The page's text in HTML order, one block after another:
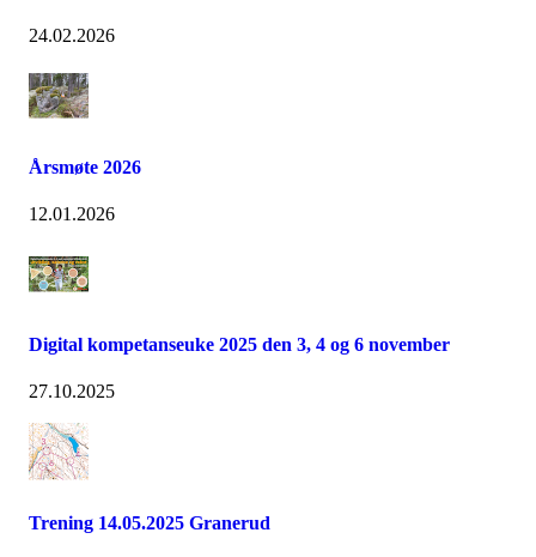
24.02.2026
Årsmøte 2026
12.01.2026
Digital kompetanseuke 2025 den 3, 4 og 6 november
27.10.2025
Trening 14.05.2025 Granerud